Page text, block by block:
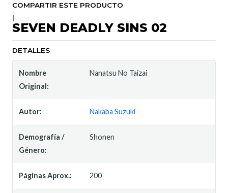
COMPARTIR ESTE PRODUCTO
SEVEN DEADLY SINS 02
DETALLES
Nombre
Original:
Nanatsu No Taizai
Autor: Nakaba Suzuki
Demografía /
Género:
Shonen
Páginas Aprox.: 200